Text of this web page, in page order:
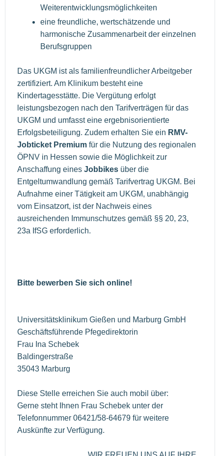
Weiterentwicklungsmöglichkeiten
eine freundliche, wertschätzende und
harmonische Zusammenarbeit der einzelnen
Berufsgruppen
Das UKGM ist als familienfreundlicher Arbeitgeber
zertifiziert. Am Klinikum besteht eine
Kindertagesstätte. Die Vergütung erfolgt
leistungsbezogen nach den Tarifverträgen für das
UKGM und umfasst eine ergebnisorientierte
Erfolgsbeteiligung. Zudem erhalten Sie ein RMV-
Jobticket Premium für die Nutzung des regionalen
ÖPNV in Hessen sowie die Möglichkeit zur
Anschaffung eines Jobbikes über die
Entgeltumwandlung gemäß Tarifvertrag UKGM. Bei
Aufnahme einer Tätigkeit am UKGM, unabhängig
vom Einsatzort, ist der Nachweis eines
ausreichenden Immunschutzes gemäß §§ 20, 23,
23a IfSG erforderlich.
Bitte bewerben Sie sich online!
Universitätsklinikum Gießen und Marburg GmbH
Geschäftsführende Pfegedirektorin
Frau Ina Schebek
Baldingerstraße
35043 Marburg
Diese Stelle erreichen Sie auch mobil über:
Gerne steht Ihnen Frau Schebek unter der
Telefonnummer 06421/58-64679 für weitere
Auskünfte zur Verfügung.